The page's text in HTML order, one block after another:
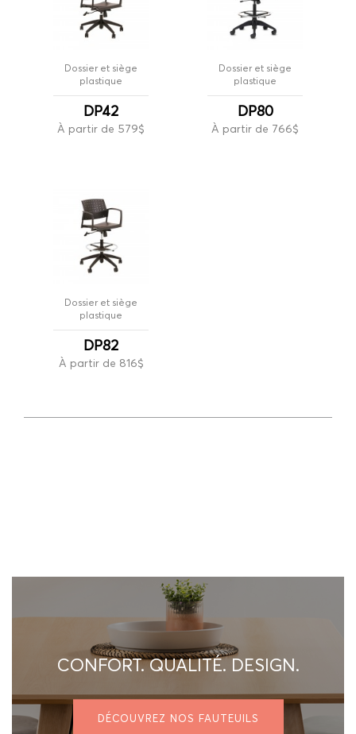
Dossier et siège
plastique
DP42
À partir de 579$
Dossier et siège
plastique
DP80
À partir de 766$
Dossier et siège
plastique
DP82
À partir de 816$
CONFORT. QUALITÉ. DESIGN.
DÉCOUVREZ NOS FAUTEUILS